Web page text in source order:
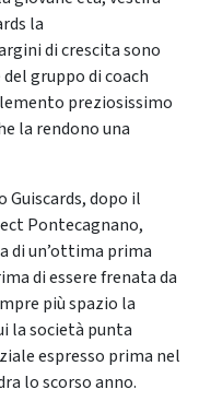
la
di crescita sono
gruppo di coach
preziosissimo
la rendono una
Guiscards, dopo il
Pontecagnano,
di un’ottima prima
di essere frenata da
più spazio la
la società punta
espresso prima nel
lo scorso anno.